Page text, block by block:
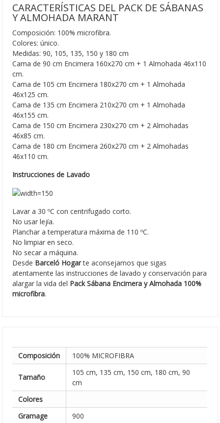
CARACTERÍSTICAS DEL PACK DE SÁBANAS
Y ALMOHADA MARANT
Composición: 100% microfibra.
Colores: único.
Medidas: 90, 105, 135, 150 y 180 cm
Cama de 90 cm Encimera 160x270 cm + 1 Almohada 46x110
cm.
Cama de 105 cm Encimera 180x270 cm + 1 Almohada
46x125 cm.
Cama de 135 cm Encimera 210x270 cm + 1 Almohada
46x155 cm.
Cama de 150 cm Encimera 230x270 cm + 2 Almohadas
46x85 cm.
Cama de 180 cm Encimera 260x270 cm + 2 Almohadas
46x110 cm.
Instrucciones de Lavado
Lavar a 30 ºC con centrifugado corto.
No usar lejía.
Planchar a temperatura máxima de 110 ºC.
No limpiar en seco.
No secar a máquina.
Desde Barceló Hogarte aconsejamos que sigas
atentamente las instrucciones de lavado y conservación para
alargar la vida del Pack Sábana Encimera y Almohada 100%
microfibra.
Composición 100% MICROFIBRA
Tamaño
105 cm, 135 cm, 150 cm, 180 cm, 90
cm
Colores
Gramage
900